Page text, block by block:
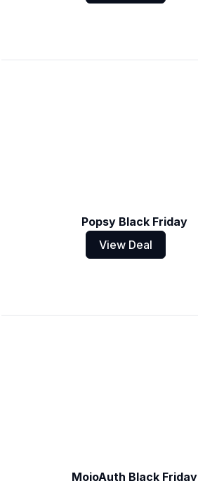
Popsy Black Friday
View Deal
MojoAuth Black Friday